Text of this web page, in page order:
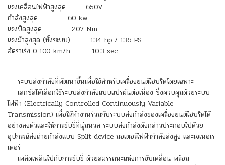
แรงเคลื่อนไฟฟ้าสูงสุด 650V
กำลังสูงสุด 60 kw
แรงบิดสูงสุด 207 Nm
แรงม้าสูงสุด (ทั้งระบบ) 134 hp / 136 PS
อัตราเร่ง 0-100 km/h: 10.3 sec
ระบบส่งกำลังที่พัฒนาขึ้นเพื่อใช้สำหรับเครื่องยนต์ไฮบริดโดยเฉพาะ
เลกซัสได้เลือกใช้ระบบส่งกำลังแบบแปรผันต่อเนื่อง ซึ่งควบคุมด้วยระบบ
ไฟฟ้า (Electrically Controlled Continuously Variable
Transmission) เพื่อให้ทำงานร่วมกับระบบส่งกำลังของเครื่องยนต์ไฮบริดได้
อย่างลงตัวและให้การขับขี่ที่นุ่มนวล ระบบส่งกำลังดังกล่าวประกอบไปด้วย
อุปกรณ์ส่งถ่ายกำลังแบบ Split device มอเตอร์ไฟฟ้ากำลังส่งสูง และเจเนอเร
เตอร์
เพลิดเพลินไปกับการขับขี่ ด้วยสมรรถนะแห่งการขับเคลื่อน พร้อม